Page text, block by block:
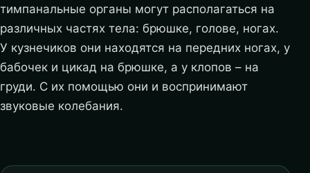
тимпанальные органы могут располагаться на
различных частях тела: брюшке, голове, ногах.
У кузнечиков они находятся на передних ногах, у
бабочек и цикад на брюшке, а у клопов – на
груди. С их помощью они и воспринимают
звуковые колебания.